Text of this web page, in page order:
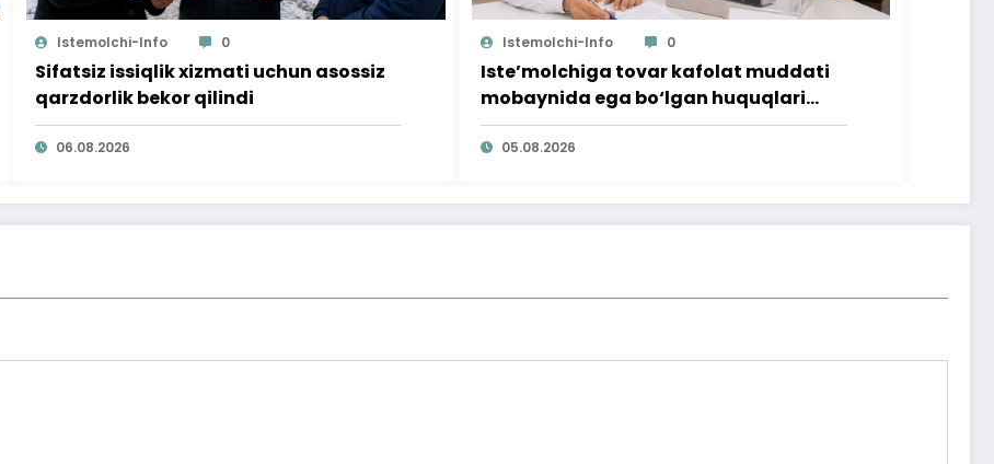
Istemolchi-Info 0
Sifatsiz issiqlik xizmati uchun asossiz
qarzdorlik bekor qilindi
06.08.2026
Istemolchi-Info 0
Iste’molchiga tovar kafolat muddati
mobaynida ega bo‘lgan huquqlari
ta’minlab berildi
05.08.2026